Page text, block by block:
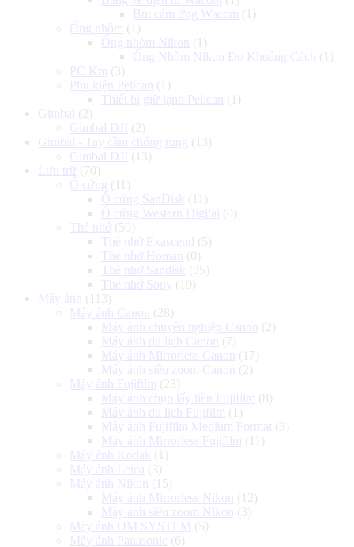
Bút cảm ứng Wacom (1)
Ống nhòm (1)
Ống nhòm Nikon
(1)
Ống Nhòm Nikon Đo Khoảng Cách
(1)
PC Km (3)
Phụ kiện Pelican
(1)
Thiết bị giữ lạnh Pelican
(1)
Gimbal (2)
Gimbal DJI (2)
Gimbal - Tay cầm chống rung (13)
Gimbal DJI (13)
Lưu trữ (70)
Ổ cứng (11)
Ổ cứng SanDisk (11)
Ổ cứng Western Digital (0)
Thẻ nhớ (59)
Thẻ nhớ Exascend
(5)
Thẻ nhớ Homan
(0)
Thẻ nhớ Sandisk (35)
Thẻ nhớ Sony (19)
Máy ảnh
(113)
Máy ảnh Canon
(28)
Máy ảnh chuyên nghiệp Canon
(2)
Máy ảnh du lịch Canon
(7)
Máy ảnh Mirrorless Canon
(17)
Máy ảnh siêu zoom Canon
(2)
Máy ảnh Fujifilm (23)
Máy ảnh chụp lấy liền Fujifilm (8)
Máy ảnh du lịch Fujifilm (1)
Máy ảnh Fujifilm Medium Format (3)
Máy ảnh Mirrorless Fujifilm (11)
Máy ảnh Kodak (1)
Máy ảnh Leica (3)
Máy ảnh Nikon
(15)
Máy ảnh Mirrorless Nikon
(12)
Máy ảnh siêu zoom Nikon
(3)
Máy ảnh OM SYSTEM (5)
Máy ảnh Panasonic (6)